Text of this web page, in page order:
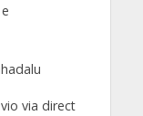
via direct